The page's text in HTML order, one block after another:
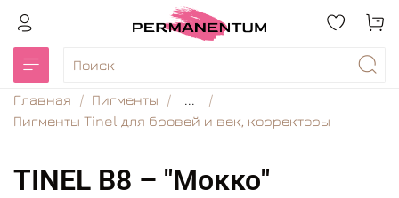
Главная Пигменты
...
Пигменты Tinel для бровей и век, корректоры
TINEL B8 – "Мокко"